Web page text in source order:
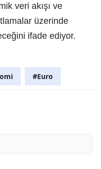
veri akışı ve
üzerinde
ifade ediyor.
#Euro